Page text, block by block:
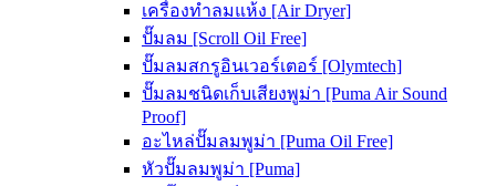
เครื่องทำลมแห้ง [Air Dryer]
ปั๊มลม [Scroll Oil Free]
ปั๊มลมสกรูอินเวอร์เตอร์ [Olymtech]
ปั๊มลมชนิดเก็บเสียงพูม่า [Puma Air Sound
Proof]
อะไหล่ปั๊มลมพูม่า [Puma Oil Free]
หัวปั๊มลมพูม่า [Puma]